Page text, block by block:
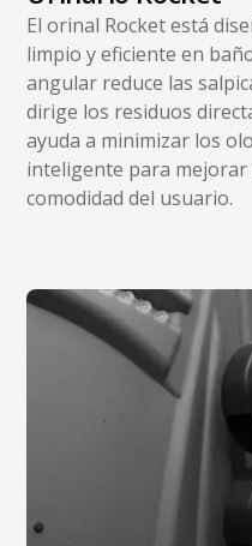
El orinal Rocket está
limpio y eficiente en
angular reduce las
dirige los residuos
ayuda a minimizar los
inteligente para mejorar
comodidad del usuario.